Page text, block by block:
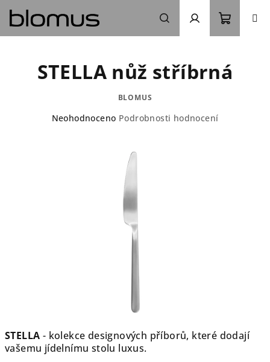
obsah
Hledat Přihlášení
košík
STELLA - kolekce designových příborů, které dodají
vašemu jídelnímu stolu luxus.
STELLA nůž stříbrná
BLOMUS
Průměrné
Neohodnoceno Podrobnosti hodnocení